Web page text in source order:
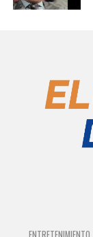
ENTRETENIMIENTO